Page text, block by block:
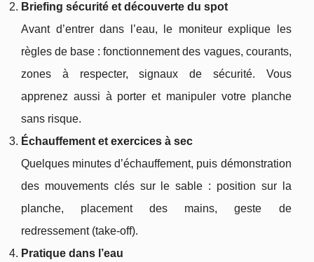
Briefing sécurité et découverte du spot
Avant d’entrer dans l’eau, le moniteur explique les
règles de base : fonctionnement des vagues, courants,
zones à respecter, signaux de sécurité. Vous
apprenez aussi à porter et manipuler votre planche
sans risque.
Échauffement et exercices à sec
Quelques minutes d’échauffement, puis démonstration
des mouvements clés sur le sable : position sur la
planche, placement des mains, geste de
redressement (take‑off).
Pratique dans l’eau